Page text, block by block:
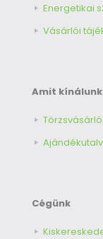
Energetikai
Vásárlói
Amit kínálunk
Cégünk